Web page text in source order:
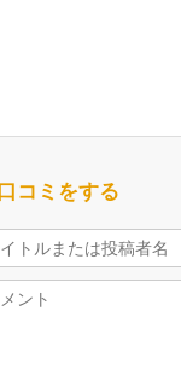
口コミをする